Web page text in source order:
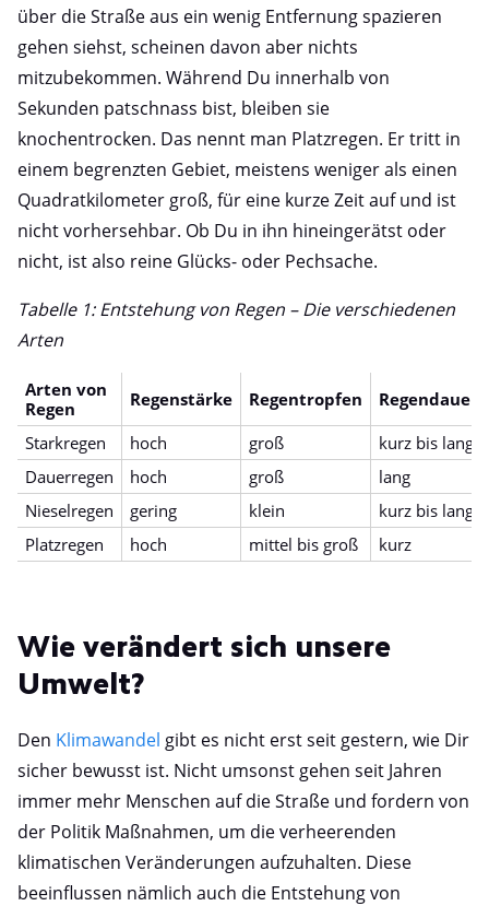
über die Straße aus ein wenig Entfernung spazieren
gehen siehst, scheinen davon aber nichts
mitzubekommen. Während Du innerhalb von
Sekunden patschnass bist, bleiben sie
knochentrocken. Das nennt man Platzregen. Er tritt in
einem begrenzten Gebiet, meistens weniger als einen
Quadratkilometer groß, für eine kurze Zeit auf und ist
nicht vorhersehbar. Ob Du in ihn hineingerätst oder
nicht, ist also reine Glücks- oder Pechsache.
Tabelle 1: Entstehung von Regen – Die verschiedenen
Arten
Arten von
Regen
Regenstärke Regentropfen
Regendauer
Starkregen
hoch groß
kurz bis lang
Dauerregen
hoch groß
lang
Nieselregen
gering klein
kurz bis lang
Platzregen
hoch mittel bis groß kurz
Wie verändert sich unsere
Umwelt?
Den Klimawandel gibt es nicht erst seit gestern, wie Dir
sicher bewusst ist. Nicht umsonst gehen seit Jahren
immer mehr Menschen auf die Straße und fordern von
der Politik Maßnahmen, um die verheerenden
klimatischen Veränderungen aufzuhalten. Diese
beeinflussen nämlich auch die Entstehung von